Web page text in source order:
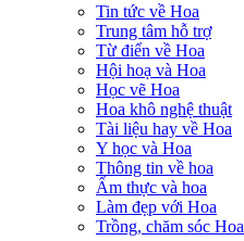
Tin tức về Hoa
Trung tâm hỗ trợ
Từ điển về Hoa
Hội hoạ và Hoa
Học vẽ Hoa
Hoa khô nghệ thuật
Tài liệu hay về Hoa
Y học và Hoa
Thông tin về hoa
Ẩm thực và hoa
Làm đẹp với Hoa
Trồng, chăm sóc Hoa